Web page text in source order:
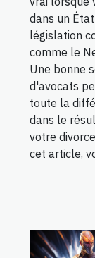
dans un
législation
comme le
Une bonne
d'avocats
toute la
dans le
votre
cet article,